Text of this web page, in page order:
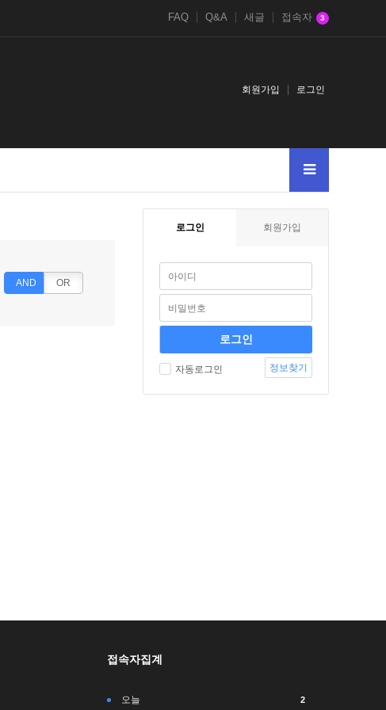
FAQ Q&A 새글 접속자 3
회원가입 로그인
AND OR
로그인 회원가입
자동로그인 정보찾기
접속자집계
오늘 2